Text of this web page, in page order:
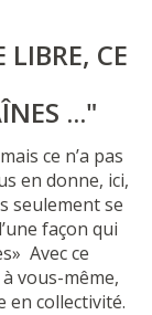
CE
..."
ce n’a pas
en donne, ici,
seulement se
façon qui
Avec ce
vous-même,
en collectivité.